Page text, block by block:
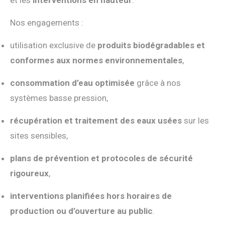
Nos engagements :
utilisation exclusive de produits biodégradables et
conformes aux normes environnementales,
consommation d’eau optimisée grâce à nos
systèmes basse pression,
récupération et traitement des eaux usées sur les
sites sensibles,
plans de prévention et protocoles de sécurité
rigoureux,
interventions planifiées hors horaires de
production ou d’ouverture au public.